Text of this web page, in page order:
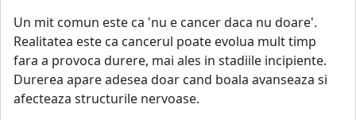
Un mit comun este ca 'nu e cancer daca nu doare'.
Realitatea este ca cancerul poate evolua mult timp
fara a provoca durere, mai ales in stadiile incipiente.
Durerea apare adesea doar cand boala avanseaza si
afecteaza structurile nervoase.